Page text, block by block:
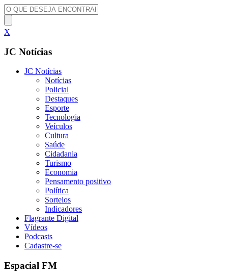
X
JC Notícias
JC Notícias
Notícias
Policial
Destaques
Esporte
Tecnologia
Veículos
Cultura
Saúde
Cidadania
Turismo
Economia
Pensamento positivo
Política
Sorteios
Indicadores
Flagrante Digital
Vídeos
Podcasts
Cadastre-se
Espacial FM